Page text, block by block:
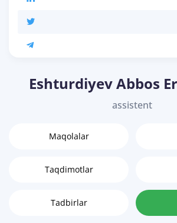
Eshturdiyev Abbos
assistent
Maqolalar
Taqdimotlar
Tadbirlar